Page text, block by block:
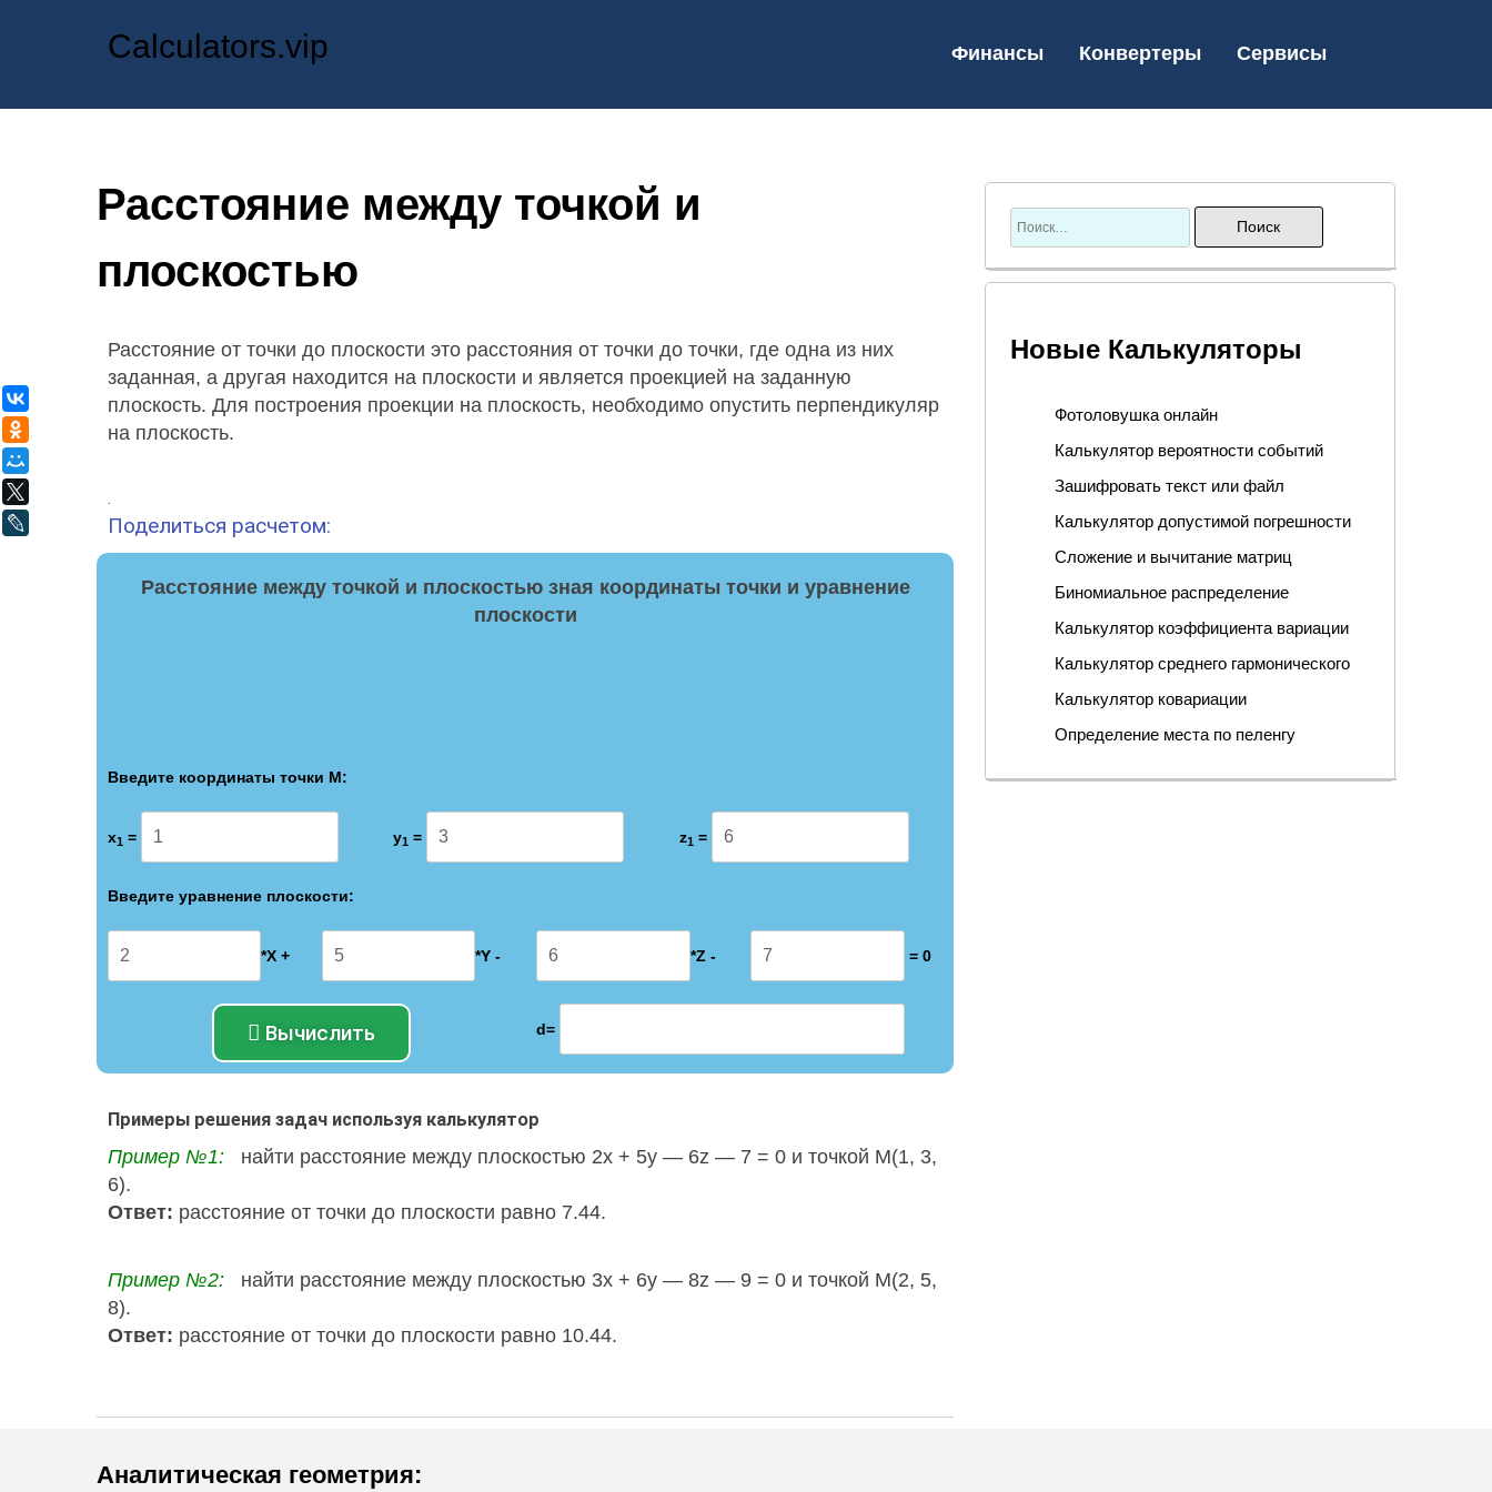
Calculators.vip Финансы Конвертеры Сервисы
Расстояние между точкой и
плоскостью
Расстояние от точки до плоскости это расстояния от точки до точки, где одна из них
заданная, а другая находится на плоскости и является проекцией на заданную
плоскость. Для построения проекции на плоскость, необходимо опустить перпендикуляр
на плоскость.
Поделиться расчетом:
Расстояние между точкой и плоскостью зная координаты точки и уравнение
плоскости
Введите координаты точки M:
x1 = y1 = z1 =
Введите уравнение плоскости:
*X + *Y - *Z - = 0
Вычислить d=
Примеры решения задач используя калькулятор
Пример №1:
найти расстояние между плоскостью 2x + 5y — 6z — 7 = 0 и точкой M(1, 3,
6).
Ответ: расстояние от точки до плоскости равно 7.44.
Пример №2:
найти расстояние между плоскостью 3x + 6y — 8z — 9 = 0 и точкой M(2, 5,
8).
Ответ: расстояние от точки до плоскости равно 10.44.
Новые Калькуляторы
Фотоловушка онлайн
Калькулятор вероятности событий
Зашифровать текст или файл
Калькулятор допустимой погрешности
Сложение и вычитание матриц
Биномиальное распределение
Калькулятор коэффициента вариации
Калькулятор среднего гармонического
Калькулятор ковариации
Определение места по пеленгу
Аналитическая геометрия:
ВКонтакте
Одноклассники
LiveJournal